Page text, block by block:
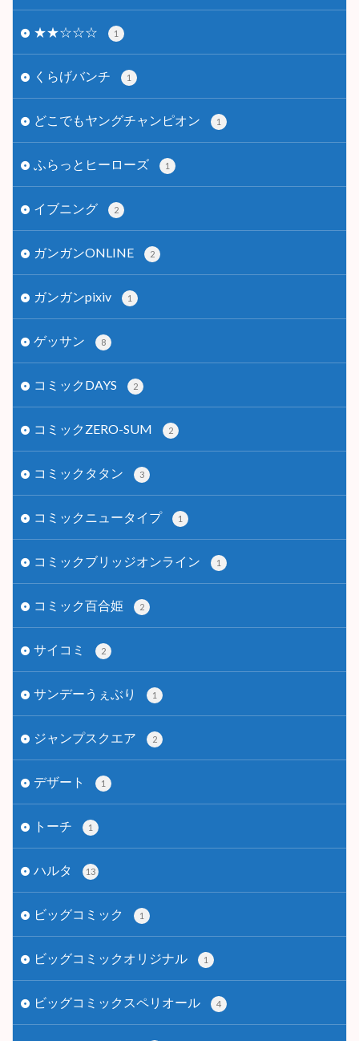
★★☆☆☆ 1
くらげバンチ 1
どこでもヤングチャンピオン 1
ふらっとヒーローズ 1
イブニング 2
ガンガンONLINE 2
ガンガンpixiv 1
ゲッサン 8
コミックDAYS 2
コミックZERO-SUM 2
コミックタタン 3
コミックニュータイプ 1
コミックブリッジオンライン 1
コミック百合姫 2
サイコミ 2
サンデーうぇぶり 1
ジャンプスクエア 2
デザート 1
トーチ 1
ハルタ 13
ビッグコミック 1
ビッグコミックオリジナル 1
ビッグコミックスペリオール 4